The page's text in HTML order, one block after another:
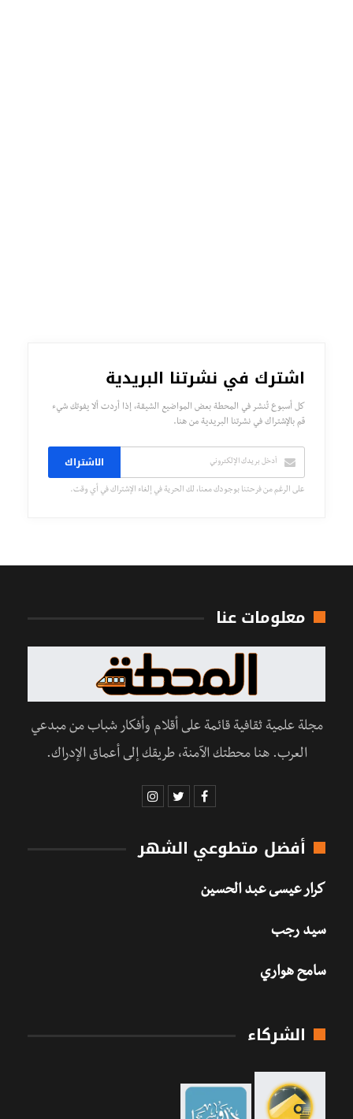
اشترك في نشرتنا البريدية
كل أسبوع تُنشر في المحطة بعض المواضيع الشيقة، إذا أردت ألا يفوتك شيء
قم بالإشتراك في نشرتنا البريدية من هنا.
الاشتراك
على الرغم من فرحتنا بوجودك معنا، لك الحرية في إلغاء الإشتراك في أي وقت.
معلومات عنا
مجلة علمية ثقافية قائمة على أقلام وأفكار شباب من مبدعي
العرب. هنا محطتك الآمنة، طريقك إلى أعماق الإدراك.
أفضل متطوعي الشهر
كرار عيسى عبد الحسين
سيد رجب
سامح هواري
الشركاء